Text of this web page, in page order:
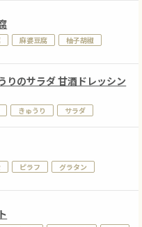
麻婆豆腐 柚子胡椒
りのサラダ 甘酒ドレッシン
きゅうり サラダ
ピラフ グラタン